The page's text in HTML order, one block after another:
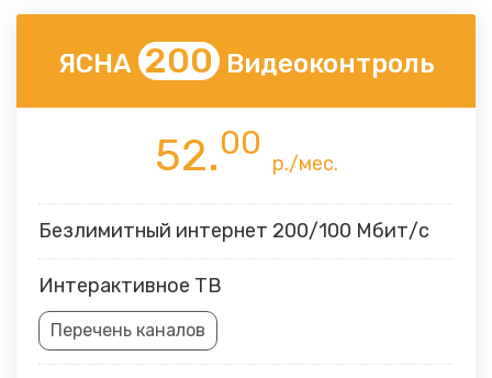
ЯСНА 200 Видеоконтроль
52.00
р./мес.
Безлимитный интернет 200/100 Мбит/с
Интерактивное ТВ
Перечень каналов